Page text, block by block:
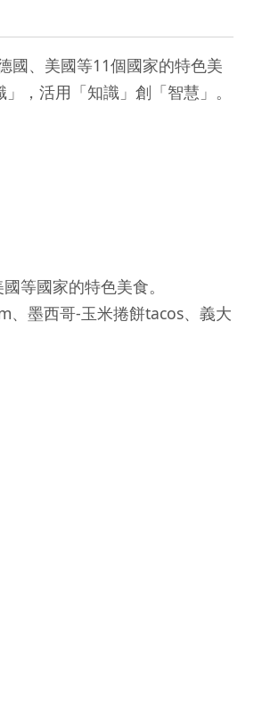
、美國等11個國家的特色美
，活用「知識」創「智慧」。
等國家的特色美食。
墨西哥-玉米捲餅tacos、義大